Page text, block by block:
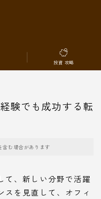
投資 攻略
験でも成功する転
含む場合があります
て、新しい分野で活躍
スを見直して、オフィ